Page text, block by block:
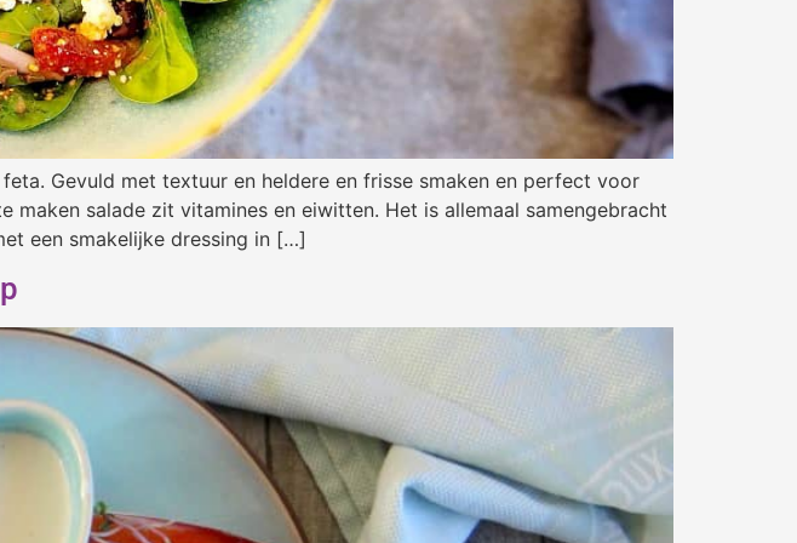
Gevuld met textuur en heldere en frisse smaken en perfect voor
salade zit vitamines en eiwitten. Het is allemaal samengebracht
een smakelijke dressing in […]